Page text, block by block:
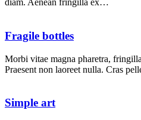
diam. Aenean fringilla ex…
Fragile bottles
Morbi vitae magna pharetra,
Praesent non laoreet nulla. Cras
Simple art